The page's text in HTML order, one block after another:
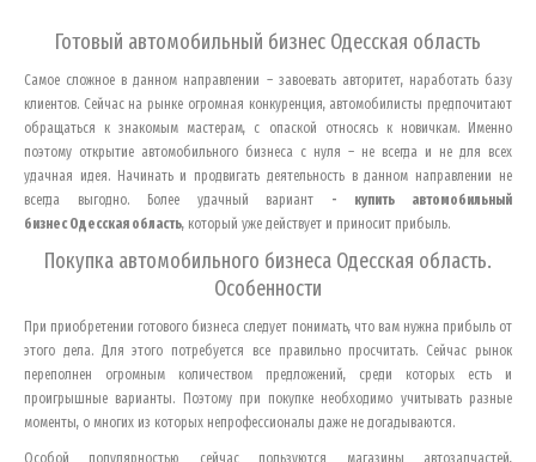
Готовый автомобильный бизнес Одесская область
Самое сложное в данном направлении – завоевать авторитет, наработать базу
клиентов. Сейчас на рынке огромная конкуренция, автомобилисты предпочитают
обращаться к знакомым мастерам, с опаской относясь к новичкам. Именно
поэтому открытие автомобильного бизнеса с нуля – не всегда и не для всех
удачная идея. Начинать и продвигать деятельность в данном направлении не
всегда выгодно. Более удачный вариант - купить автомобильный
бизнесОдесская область, который уже действует и приносит прибыль.
Покупка автомобильного бизнеса Одесская область.
Особенности
При приобретении готового бизнеса следует понимать, что вам нужна прибыль от
этого дела. Для этого потребуется все правильно просчитать. Сейчас рынок
переполнен огромным количеством предложений, среди которых есть и
проигрышные варианты. Поэтому при покупке необходимо учитывать разные
моменты, о многих из которых непрофессионалы даже не догадываются.
Особой популярностью сейчас пользуются магазины автозапчастей,